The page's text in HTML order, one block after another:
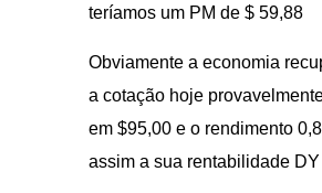
teríamos um PM de $ 59,88
Obviamente a economia
a cotação hoje
em $95,00 e o rendimento
assim a sua rentabilidade